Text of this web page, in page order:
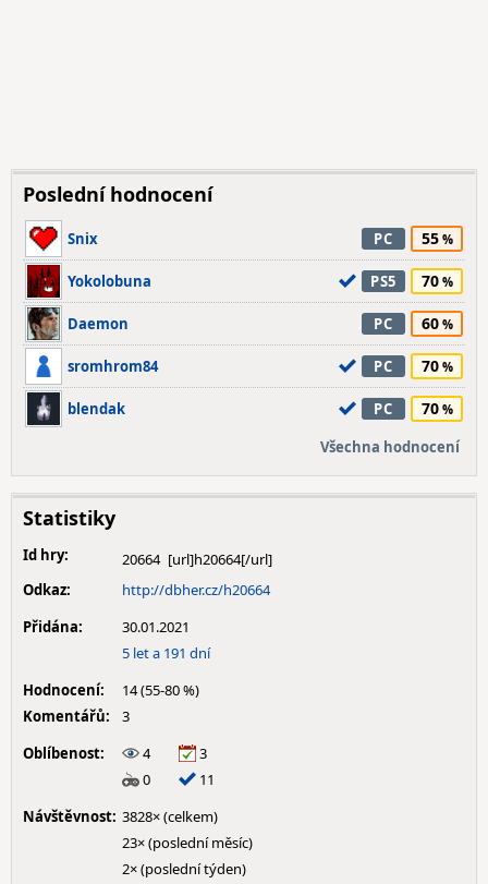
Poslední hodnocení
Snix PC 55
Yokolobuna PS5 70
Daemon PC 60
sromhrom84 PC 70
blendak PC 70
Všechna hodnocení
Statistiky
Id hry:
20664
Odkaz:
http://dbher.cz/h20664
Přidána:
30.01.2021
5 let a 191 dní
Hodnocení:
14 (55-80 %)
Komentářů:
3
Oblíbenost:
4
3
0
11
Návštěvnost: 3828× (celkem)
23× (poslední měsíc)
2× (poslední týden)